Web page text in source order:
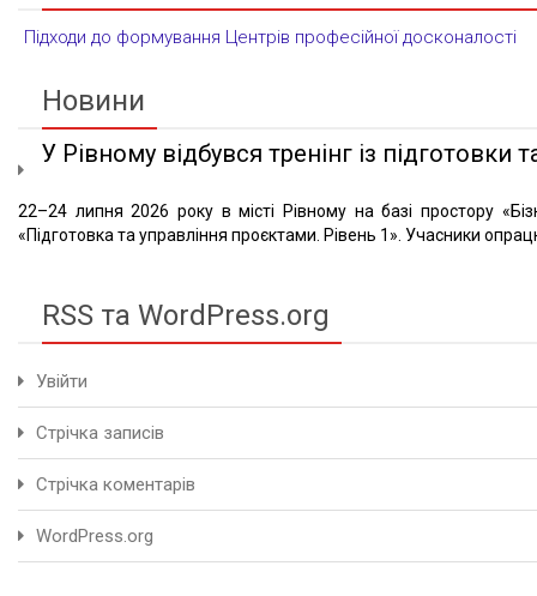
Підходи до формування Центрів професійної досконалості
Новини
У Рівному відбувся тренінг із підготовки
22–24 липня 2026 року в місті Рівному на базі простору
«Підготовка та управління проєктами. Рівень 1». Учасники
RSS та WordPress.org
Увійти
Стрічка записів
Стрічка коментарів
WordPress.org